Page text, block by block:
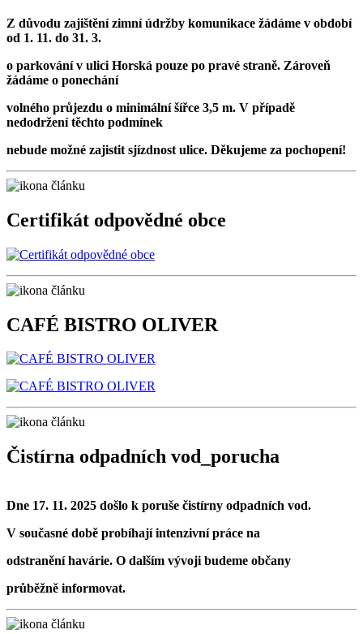
Z důvodu zajištění zimní údržby komunikace žádáme v období
od 1. 11. do 31. 3.
o parkování v ulici Horská pouze po pravé straně. Zároveň
žádáme o ponechání
volného průjezdu o minimální šířce 3,5 m. V případě
nedodržení těchto podmínek
nebude možné zajistit sjízdnost ulice. Děkujeme za pochopení!
Certifikát odpovědné obce
CAFÉ BISTRO OLIVER
Čistírna odpadních vod_porucha
Dne 17. 11. 2025 došlo k poruše čistírny odpadních vod.
V současné době probíhajíintenzivní práce na
odstranění havárie. O dalším vývoji budeme občany
průběžně informovat.